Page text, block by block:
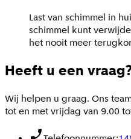
Last van schimmel in
schimmel kunt
het nooit meer
Heeft u een
Wij helpen u graag. Ons
tot en met vrijdag van 9.00